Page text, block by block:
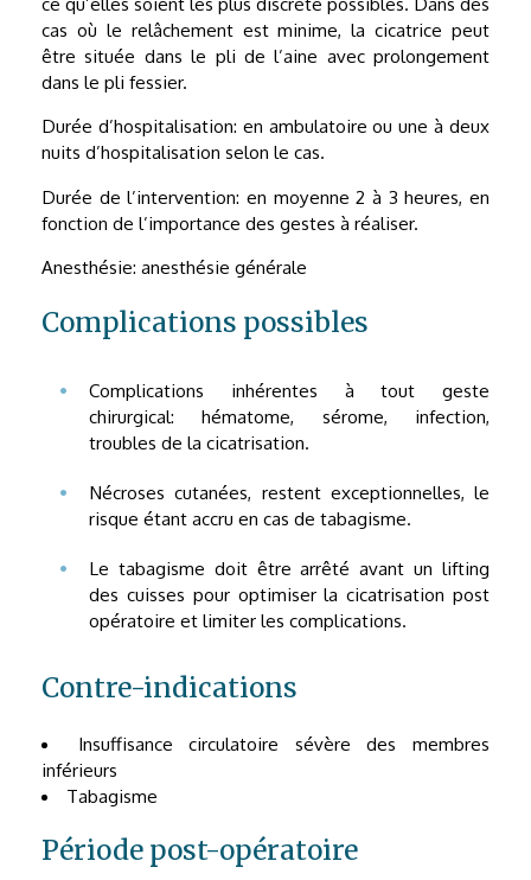
cas où le relâchement est minime, la cicatrice peut
être située dans le pli de l’aine avec prolongement
dans le pli fessier.
Durée d’hospitalisation: en ambulatoire ou une à deux
nuits d’hospitalisation selon le cas.
Durée de l’intervention: en moyenne 2 à 3 heures, en
fonction de l’importance des gestes à réaliser.
Anesthésie: anesthésie générale
Complications possibles
Complications inhérentes à tout geste
chirurgical: hématome, sérome, infection,
troubles de la cicatrisation.
Nécroses cutanées, restent exceptionnelles, le
risque étant accru en cas de tabagisme.
Le tabagisme doit être arrêté avant un lifting
des cuisses pour optimiser la cicatrisation post
opératoire et limiter les complications.
Contre-indications
Insuffisance circulatoire sévère des membres
inférieurs
Tabagisme
Période post-opératoire